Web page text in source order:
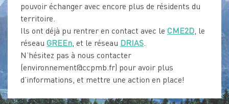
pouvoir échanger avec encore plus de résidents du
territoire.
Ils ont déjà pu rentrer en contact avec le CME2D , le
réseau GREEn , et le réseau DRIAS
N’hésitez pas à nous contacter
(environnement@ccpmb.fr) pour avoir plus
d’informations, et mettre une action en place!